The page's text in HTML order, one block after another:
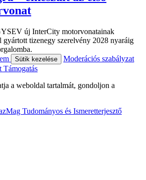
új InterCity motorvonatainak
gyártott tizenegy szerelvény 2028 nyaráig
Sütik kezelése
Moderációs szabályzat
Támogatás
a weboldal tartalmát, gondoljon a
Tudományos és Ismeretterjesztő